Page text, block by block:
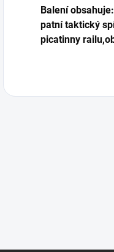
Balení
patní taktický
picatinny